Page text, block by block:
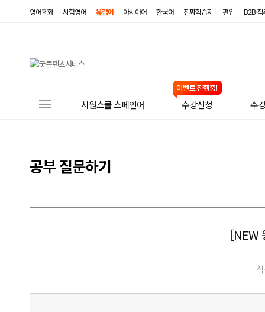
영어회화 시험영어 유럽어 아시아어 한국어 진짜학습지 편입 B2B·
뉴
시원스쿨 스페인어 수강신청 수
공부 질문하기
[NEW